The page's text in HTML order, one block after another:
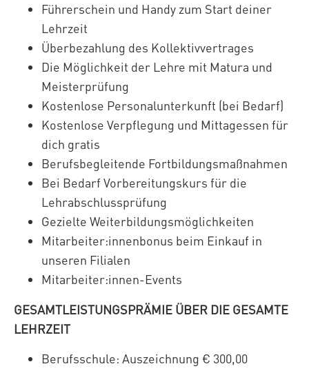
Führerschein und Handy zum Start deiner
Lehrzeit
Überbezahlung des Kollektivvertrages
Die Möglichkeit der Lehre mit Matura und
Meisterprüfung
Kostenlose Personalunterkunft (bei Bedarf)
Kostenlose Verpflegung und Mittagessen für
dich gratis
Berufsbegleitende Fortbildungsmaßnahmen
Bei Bedarf Vorbereitungskurs für die
Lehrabschlussprüfung
Gezielte Weiterbildungsmöglichkeiten
Mitarbeiter:innenbonus beim Einkauf in
unseren Filialen
Mitarbeiter:innen-Events
GESAMTLEISTUNGSPRÄMIE ÜBER DIE GESAMTE
LEHRZEIT
Berufsschule: Auszeichnung € 300,00